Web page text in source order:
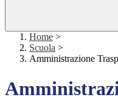
Home >
Scuola >
Amministrazione